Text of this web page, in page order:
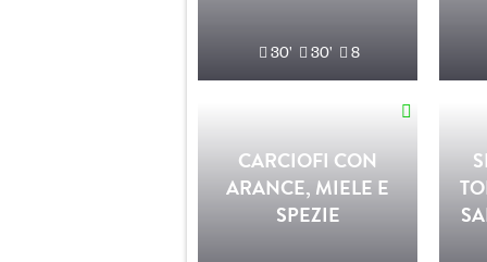
30' 30' 8
CARCIOFI CON
ARANCE, MIELE E
SPEZIE